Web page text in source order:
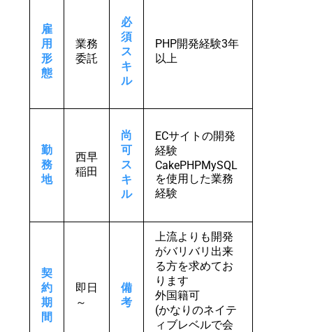
雇
用
形
態
業務
委託
必
須
ス
キ
ル
PHP開発経験3年
以上
勤
務
地
西早
稲田
尚
可
ス
キ
ル
ECサイトの開発
経験
CakePHPMySQL
を使用した業務
経験
契
約
期
間
即日
～
備
考
上流よりも開発
がバリバリ出来
る方を求めてお
ります
外国籍可
(かなりのネイテ
ィブレベルで会